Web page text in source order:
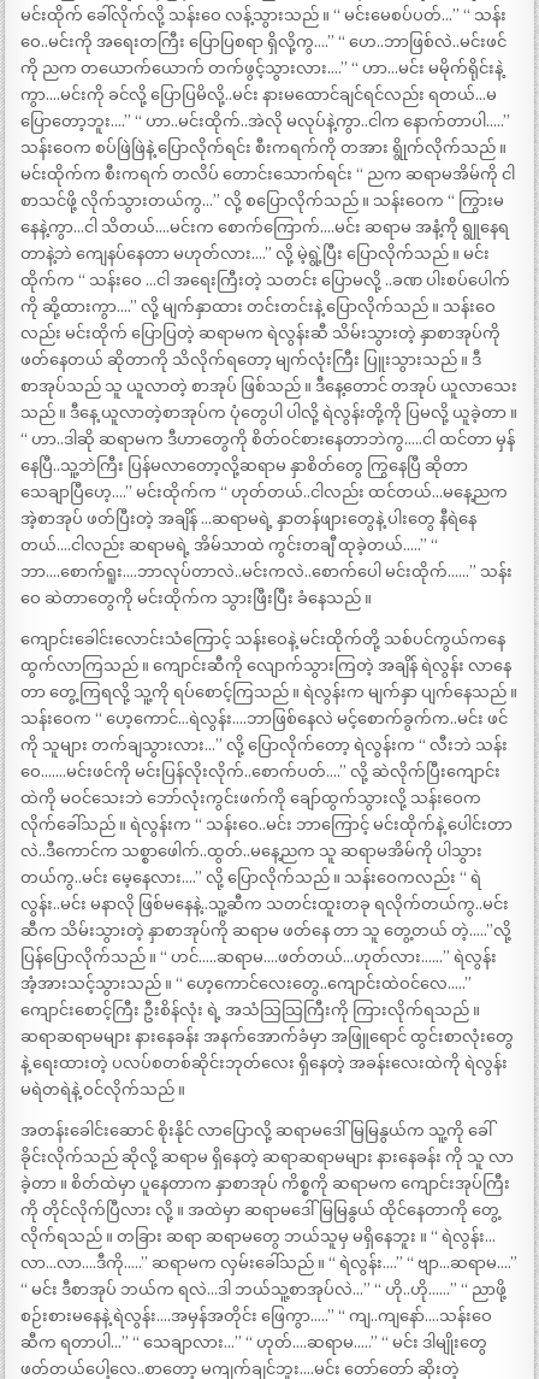
မင်းထိုက် ခေါ်လိုက်လို့ သန်းဝေ လန့်သွားသည် ။ “ မင်းမေစပ်ပတ်…” “ သန်း
ဝေ..မင်းကို အရေးတကြီး ပြောပြစရာ ရှိလို့ကွ….” “ ဟေ..ဘာဖြစ်လဲ..မင်းဖင်
ကို ညက တယောက်ယောက် တက်ဖွင့်သွားလား….” “ ဟာ…မင်း မမိုက်ရိုင်းနဲ့
ကွာ….မင်းကို ခင်လို့ ပြောပြမိလို့..မင်း နားမထောင်ချင်ရင်လည်း ရတယ်…မ
ပြောတော့ဘူး….” “ ဟာ..မင်းထိုက်..အဲလို မလုပ်နဲ့ကွာ..ငါက နောက်တာပါ…..”
သန်းဝေက စပ်ဖြဲဖြဲနဲ့ ပြောလိုက်ရင်း စီးကရက်ကို တအား ရွိုက်လိုက်သည် ။
မင်းထိုက်က စီးကရက် တလိပ် တောင်းသောက်ရင်း “ ညက ဆရာမအိမ်ကို ငါ
စာသင်ဖို့ လိုက်သွားတယ်ကွ…” လို့ စပြောလိုက်သည် ။ သန်းဝေက “ ကြွားမ
နေနဲ့ကွာ…ငါ သိတယ်….မင်းက စောက်ကြောက်….မင်း ဆရာမ အနံ့ကို ရွူနေရ
တာနဲ့ဘဲ ကျေနပ်နေတာ မဟုတ်လား….” လို့ မဲ့ရွဲ့ပြီး ပြောလိုက်သည် ။ မင်း
ထိုက်က “ သန်းဝေ …ငါ အရေးကြီးတဲ့ သတင်း ပြောမလို့ ..ခဏ ပါးစပ်ပေါက်
ကို ဆို့ထားကွာ….” လို့ မျက်နှာထား တင်းတင်းနဲ့ ပြောလိုက်သည် ။ သန်းဝေ
လည်း မင်းထိုက် ပြောပြတဲ့ ဆရာမက ရဲလွန်းဆီ သိမ်းသွားတဲ့ နှာစာအုပ်ကို
ဖတ်နေတယ် ဆိုတာကို သိလိုက်ရတော့ မျက်လုံးကြီး ပြူးသွားသည် ။ ဒီ
စာအုပ်သည် သူ ယူလာတဲ့ စာအုပ် ဖြစ်သည် ။ ဒီနေ့တောင် တအုပ် ယူလာသေး
သည် ။ ဒီနေ့ ယူလာတဲ့စာအုပ်က ပုံတွေပါ ပါလို့ ရဲလွန်းတို့ကို ပြမလို့ ယူခဲ့တာ ။
“ ဟာ..ဒါဆို ဆရာမက ဒီဟာတွေကို စိတ်ဝင်စားနေတာဘဲကွ…..ငါ ထင်တာ မှန်
နေပြီ..သူ့ဘဲကြီး ပြန်မလာတော့လို့ဆရာမ နှာစိတ်တွေ ကြွနေပြီ ဆိုတာ
သေချာပြီဟေ့….” မင်းထိုက်က “ ဟုတ်တယ်..ငါလည်း ထင်တယ်…မနေ့ညက
အဲ့စာအုပ် ဖတ်ပြီးတဲ့ အချိန် …ဆရာမရဲ့ နှာတန်ဖျားတွေနဲ့ ပါးတွေ နီရဲနေ
တယ်….ငါလည်း ဆရာမရဲ့ အိမ်သာထဲ ကွင်းတချီ ထုခဲ့တယ်…..” “
ဘာ….စောက်ရူး….ဘာလုပ်တာလဲ..မင်းကလဲ..စောက်ပေါ မင်းထိုက်……” သန်း
ဝေ ဆဲတာတွေကို မင်းထိုက်က သွားဖြီးပြီး ခံနေသည် ။
ကျောင်းခေါင်းလောင်းသံကြောင့် သန်းဝေနဲ့ မင်းထိုက်တို့ သစ်ပင်ကွယ်ကနေ
ထွက်လာကြသည် ။ ကျောင်းဆီကို လျောက်သွားကြတဲ့ အချိန် ရဲလွန်း လာနေ
တာ တွေ့ကြရလို့ သူ့ကို ရပ်စောင့်ကြသည် ။ ရဲလွန်းက မျက်နှာ ပျက်နေသည် ။
သန်းဝေက “ ဟေ့ကောင်…ရဲလွန်း….ဘာဖြစ်နေလဲ မင့်စောက်ခွက်က..မင်း ဖင်
ကို သူများ တက်ချသွားလား…” လို့ ပြောလိုက်တော့ ရဲလွန်းက “ လီးဘဲ သန်း
ဝေ…….မင်းဖင်ကို မင်းပြန်လိုးလိုက်..စောက်ပတ်….” လို့ ဆဲလိုက်ပြီးကျောင်း
ထဲကို မဝင်သေးဘဲ ဘော်လုံးကွင်းဖက်ကို ချော်ထွက်သွားလို့ သန်းဝေက
လိုက်ခေါ်သည် ။ ရဲလွန်းက “ သန်းဝေ..မင်း ဘာကြောင့် မင်းထိုက်နဲ့ ပေါင်းတာ
လဲ..ဒီကောင်က သစ္စာဖေါက်..ထွတ်..မနေ့ညက သူ ဆရာမအိမ်ကို ပါသွား
တယ်ကွ..မင်း မေ့နေလား….” လို့ ပြောလိုက်သည် ။ သန်းဝေကလည်း “ ရဲ
လွန်း..မင်း မနာလို ဖြစ်မနေနဲ့..သူ့ဆီက သတင်းထူးတခု ရလိုက်တယ်ကွ..မင်း
ဆီက သိမ်းသွားတဲ့ နှာစာအုပ်ကို ဆရာမ ဖတ်နေ တာ သူ တွေ့တယ် တဲ့…..”လို့
ပြန်ပြောလိုက်သည် ။ “ ဟင်…..ဆရာမ….ဖတ်တယ်…ဟုတ်လား……” ရဲလွန်း
အံ့အားသင့်သွားသည် ။ “ ဟေ့ကောင်လေးတွေ..ကျောင်းထဲဝင်လေ…..”
ကျောင်းစောင့်ကြီး ဦးစိန်လုံး ရဲ့ အသံသြသြကြီးကို ကြားလိုက်ရသည် ။
ဆရာဆရာမများ နားနေခန်း အနက်အောက်ခံမှာ အဖြူရောင် ထွင်းစာလုံးတွေ
နဲ့ ရေးထားတဲ့ ပလပ်စတစ်ဆိုင်းဘုတ်လေး ရှိနေတဲ့ အခန်းလေးထဲကို ရဲလွန်း
မရဲတရဲနဲ့ ဝင်လိုက်သည် ။
အတန်းခေါင်းဆောင် စိုးနိုင် လာပြောလို့ ဆရာမဒေါ်မြမြနွယ်က သူ့ကို ခေါ်
ခိုင်းလိုက်သည် ဆိုလို့ ဆရာမ ရှိနေတဲ့ ဆရာဆရာမများ နားနေခန်း ကို သူ လာ
ခဲ့တာ ။ စိတ်ထဲမှာ ပူနေတာက နှာစာအုပ် ကိစ္စကို ဆရာမက ကျောင်းအုပ်ကြီး
ကို တိုင်လိုက်ပြီလား လို့ ။ အထဲမှာ ဆရာမဒေါ်မြမြနွယ် ထိုင်နေတာကို တွေ့
လိုက်ရသည် ။ တခြား ဆရာ ဆရာမတွေ ဘယ်သူမှ မရှိနေဘူး ။ “ ရဲလွန်း…
လာ…လာ….ဒီကို…..” ဆရာမက လှမ်းခေါ်သည် ။ “ ရဲလွန်း….” “ ဗျာ…ဆရာမ….”
“ မင်း ဒီစာအုပ် ဘယ်က ရလဲ…ဒါ ဘယ်သူ့စာအုပ်လဲ…” “ ဟို..ဟို……” “ ညာဖို့
စဉ်းစားမနေနဲ့ ရဲလွန်း….အမှန်အတိုင်း ဖြေကွာ…..” “ ကျ..ကျနော်….သန်းဝေ
ဆီက ရတာပါ…” “ သေချာလား…” “ ဟုတ်….ဆရာမ…..” “ မင်း ဒါမျိုးတွေ
ဖတ်တယ်ပေါ့လေ..စာတော့ မကျက်ချင်ဘူး….မင်း တော်တော် ဆိုးတဲ့